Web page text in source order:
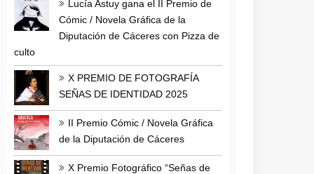
Lucía Astuy gana el II Premio de
Cómic / Novela Gráfica de la
Diputación de Cáceres con Pizza de
culto
X PREMIO DE FOTOGRAFÍA
SEÑAS DE IDENTIDAD 2025
II Premio Cómic / Novela Gráfica
de la Diputación de Cáceres
X Premio Fotográfico “Señas de